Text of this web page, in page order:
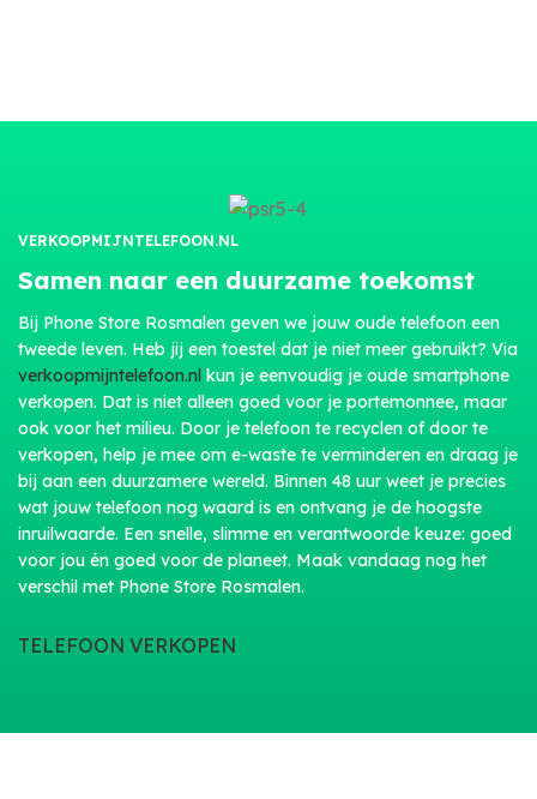
VERKOOPMIJNTELEFOON.NL
Samen naar een duurzame toekomst
Bij Phone Store Rosmalen geven we jouw oude telefoon een
tweede leven. Heb jij een toestel dat je niet meer gebruikt? Via
verkoopmijntelefoon.nl kun je eenvoudig je oude smartphone
verkopen. Dat is niet alleen goed voor je portemonnee, maar
ook voor het milieu. Door je telefoon te recyclen of door te
verkopen, help je mee om e-waste te verminderen en draag je
bij aan een duurzamere wereld. Binnen 48 uur weet je precies
wat jouw telefoon nog waard is en ontvang je de hoogste
inruilwaarde. Een snelle, slimme en verantwoorde keuze: goed
voor jou én goed voor de planeet. Maak vandaag nog het
verschil met Phone Store Rosmalen.
TELEFOON VERKOPEN